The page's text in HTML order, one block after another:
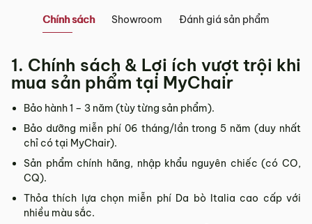
Chính sách Showroom Đánh giá sản phẩm
1. Chính sách & Lợi ích vượt trội khi
mua sản phẩm tại MyChair
Bảo hành 1 – 3 năm (tùy từng sản phẩm).
Bảo dưỡng miễn phí 06 tháng/lần trong 5 năm (duy nhất
chỉ có tại MyChair).
Sản phẩm chính hãng, nhập khẩu nguyên chiếc (có CO,
CQ).
Thỏa thích lựa chọn miễn phí Da bò Italia cao cấp với
nhiều màu sắc.
– Địa chỉ:Số 223 Lê Đình Lý, Phường Hòa Cường, Thành phố
Đà Nẵng
– Hotline:0942 90 2468
– Email:info@mychair.vn
Showroom mở cửa từ 8h00 – 18h30 (các ngày từ Thứ 2 đến
Chủ Nhật)
Xem bản đồ